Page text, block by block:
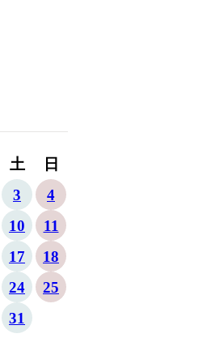
土
日
3
4
10
11
17
18
24
25
31